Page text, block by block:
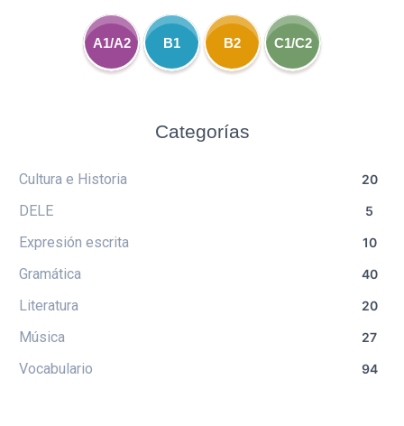
A1/A2 B1 B2 C1/C2
Categorías
Cultura e Historia 20
DELE 5
Expresión escrita 10
Gramática 40
Literatura 20
Música 27
Vocabulario 94